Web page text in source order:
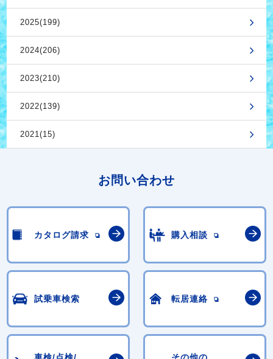
2025(199)
2024(206)
2023(210)
2022(139)
2021(15)
お問い合わせ
カタログ請求 購入相談
試乗車検索 転居連絡